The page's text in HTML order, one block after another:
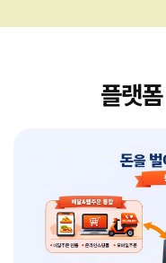
플랫